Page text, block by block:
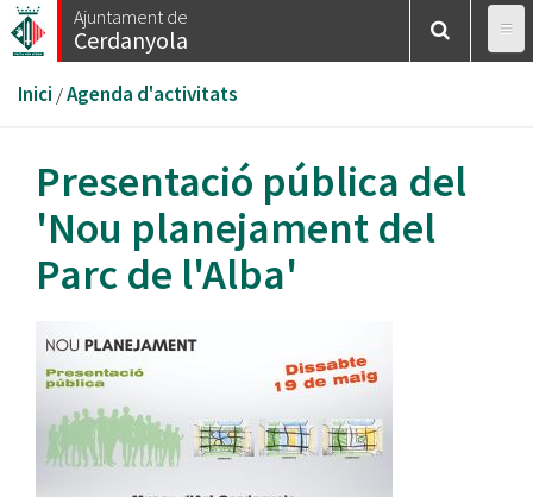
Vés
al
Ajuntament de
Cerdanyola
Esteu
aquí
Inici /Agenda d'activitats
Presentació pública del
'Nou planejament del
Parc de l'Alba'